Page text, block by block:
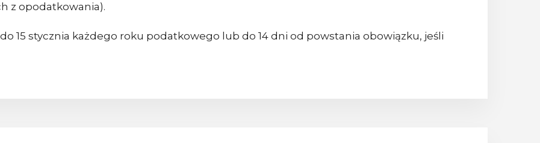
z opodatkowania).
15 stycznia każdego roku podatkowego lub do 14 dni od powstania obowiązku, jeśli